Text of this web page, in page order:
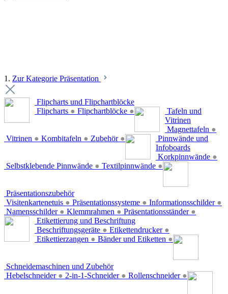
1. Zur Kategorie Präsentation
Flipcharts und Flipchartblöcke
Flipcharts ● Flipchartblöcke ●
Tafeln und
Vitrinen
Magnettafeln ●
Vitrinen ● Kombitafeln ● Zubehör ●
Pinnwände und
Infoboards
Korkpinnwände ●
Selbstklebende Pinnwände ● Textilpinnwände ●
Präsentationszubehör
Visitenkartenetuis ● Präsentationssysteme ● Informationsschilder ●
Namensschilder ● Klemmrahmen ● Präsentationsständer ●
Etikettierung und Beschriftung
Beschriftungsgeräte ● Etikettendrucker ●
Etikettierzangen ● Bänder und Etiketten ●
Schneidemaschinen und Zubehör
Hebelschneider ● 2-in-1-Schneider ● Rollenschneider ●